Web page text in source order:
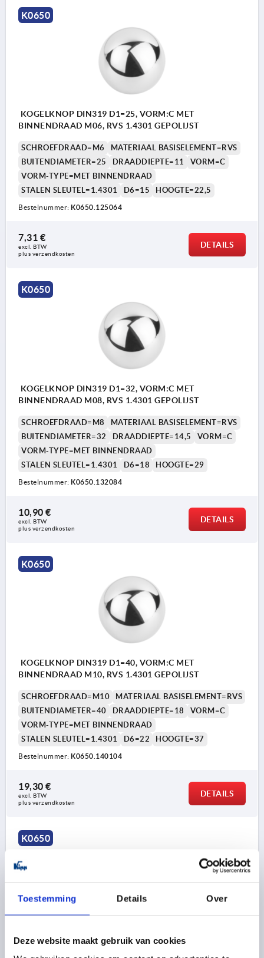
Toestemming Details Over
Deze website maakt gebruik van cookies
K0650
KOGELKNOP DIN319 D1=25, VORM:C MET
BINNENDRAAD M06, RVS 1.4301 GEPOLIJST
SCHROEFDRAAD=M6
MATERIAAL BASISELEMENT=RVS
BUITENDIAMETER=25
DRAADDIEPTE=11
VORM=C
VORM-TYPE=MET BINNENDRAAD
STALEN SLEUTEL=1.4301
D6=15 HOOGTE=22,5
Bestelnummer: K0650.125064
7,31 €
excl. BTW
plus verzendkosten
DETAILS
K0650
KOGELKNOP DIN319 D1=32, VORM:C MET
BINNENDRAAD M08, RVS 1.4301 GEPOLIJST
SCHROEFDRAAD=M8
MATERIAAL BASISELEMENT=RVS
BUITENDIAMETER=32
DRAADDIEPTE=14,5
VORM=C
VORM-TYPE=MET BINNENDRAAD
STALEN SLEUTEL=1.4301
D6=18 HOOGTE=29
Bestelnummer: K0650.132084
10,90 €
excl. BTW
plus verzendkosten
DETAILS
K0650
KOGELKNOP DIN319 D1=40, VORM:C MET
BINNENDRAAD M10, RVS 1.4301 GEPOLIJST
SCHROEFDRAAD=M10
MATERIAAL BASISELEMENT=RVS
BUITENDIAMETER=40
DRAADDIEPTE=18
VORM=C
VORM-TYPE=MET BINNENDRAAD
STALEN SLEUTEL=1.4301
D6=22 HOOGTE=37
Bestelnummer: K0650.140104
19,30 €
excl. BTW
plus verzendkosten
DETAILS
K0650
KOGELKNOP DIN319 D1=50, VORM:C MET
BINNENDRAAD M12, RVS 1.4301 GEPOLIJST